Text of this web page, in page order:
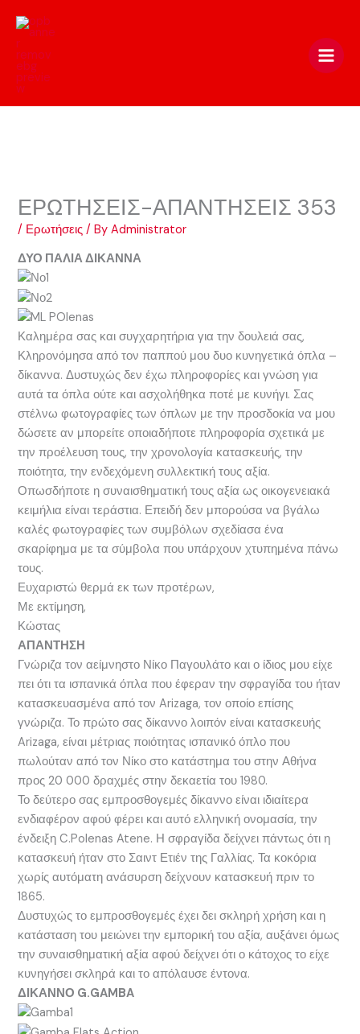
content
ΕΡΩΤΗΣΕΙΣ-ΑΠΑΝΤΗΣΕΙΣ 353
/ Ερωτήσεις / ByAdministrator
ΔΥΟ ΠΑΛΙΑ ΔΙΚΑΝΝΑ
Καλημέρα σας και συγχαρητήρια για την δουλειά σας,
Κληρονόμησα από τον παππού μου δυο κυνηγετικά όπλα –
δίκαννα. Δυστυχώς δεν έχω πληροφορίες και γνώση για
αυτά τα όπλα ούτε και ασχολήθηκα ποτέ με κυνήγι. Σας
στέλνω φωτογραφίες των όπλων με την προσδοκία να μου
δώσετε αν μπορείτε οποιαδήποτε πληροφορία σχετικά με
την προέλευση τους, την χρονολογία κατασκευής, την
ποιότητα, την ενδεχόμενη συλλεκτική τους αξία.
Οπωσδήποτε η συναισθηματική τους αξία ως οικογενειακά
κειμήλια είναι τεράστια. Επειδή δεν μπορούσα να βγάλω
καλές φωτογραφίες των συμβόλων σχεδίασα ένα
σκαρίφημα με τα σύμβολα που υπάρχουν χτυπημένα πάνω
τους.
Ευχαριστώ θερμά εκ των προτέρων,
Με εκτίμηση,
Κώστας
ΑΠΑΝΤΗΣΗ
Γνώριζα τον αείμνηστο Νίκο Παγουλάτο και ο ίδιος μου είχε
πει ότι τα ισπανικά όπλα που έφεραν την σφραγίδα του ήταν
κατασκευασμένα από τον Arizaga, τον οποίο επίσης
γνώριζα. Το πρώτο σας δίκαννο λοιπόν είναι κατασκευής
Arizaga, είναι μέτριας ποιότητας ισπανικό όπλο που
πωλούταν από τον Νίκο στο κατάστημα του στην Αθήνα
προς 20 000 δραχμές στην δεκαετία του 1980.
Το δεύτερο σας εμπροσθογεμές δίκαννο είναι ιδιαίτερα
ενδιαφέρον αφού φέρει και αυτό ελληνική ονομασία, την
ένδειξη C.Polenas Atene. Η σφραγίδα δείχνει πάντως ότι η
κατασκευή ήταν στο Σαιντ Ετιέν της Γαλλίας. Τα κοκόρια
χωρίς αυτόματη ανάσυρση δείχνουν κατασκευή πριν το
1865.
Δυστυχώς το εμπροσθογεμές έχει δει σκληρή χρήση και η
κατάσταση του μειώνει την εμπορική του αξία, αυξάνει όμως
την συναισθηματική αξία αφού δείχνει ότι ο κάτοχος το είχε
κυνηγήσει σκληρά και το απόλαυσε έντονα.
ΔΙΚΑΝΝΟ G.GAMBA